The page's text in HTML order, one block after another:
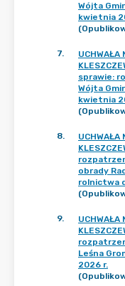
Wójta
kwietnia
7.
sprawie:
Wójta
kwietnia
8.
obrady
rolnictwa
9.
Leśna
2026 r.